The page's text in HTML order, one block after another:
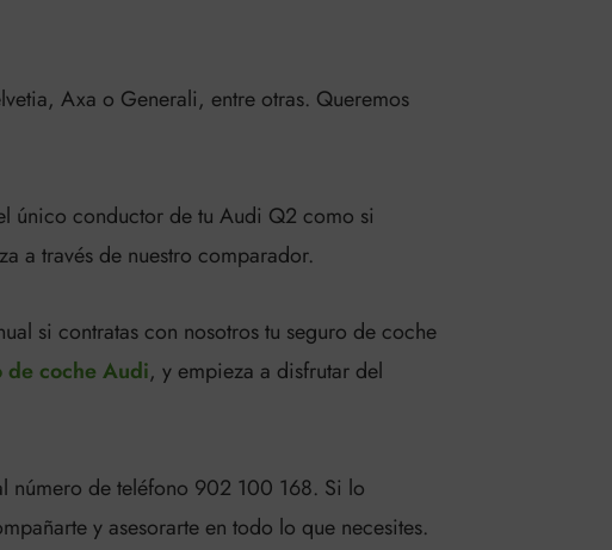
Axa o Generali, entre otras. Queremos
único conductor de tu Audi Q2 como si
a través de nuestro comparador.
si contratas con nosotros tu seguro de coche
de coche Audi, y empieza a disfrutar del
número de teléfono 902 100 168. Si lo
y asesorarte en todo lo que necesites.